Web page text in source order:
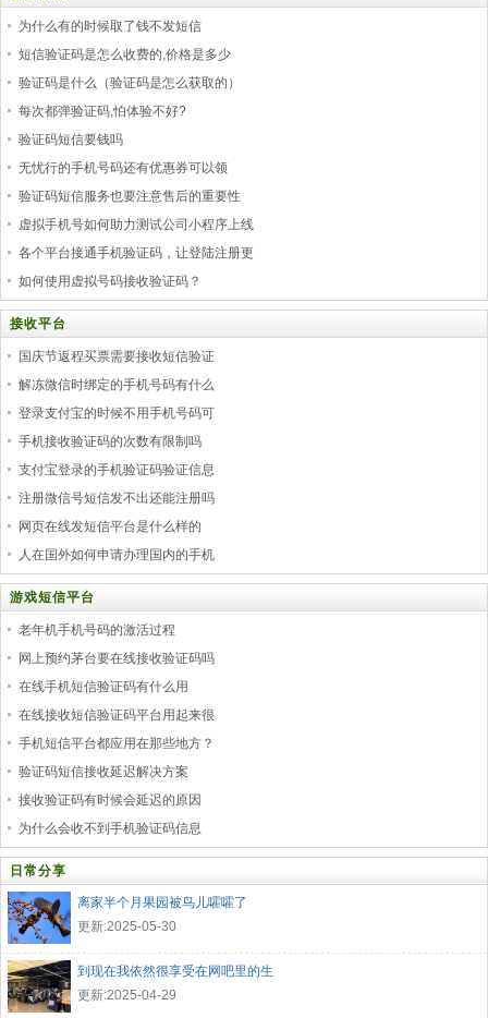
为什么有的时候取了钱不发短信
短信验证码是怎么收费的,价格是多少
验证码是什么（验证码是怎么获取的）
每次都弹验证码,怕体验不好?
验证码短信要钱吗
无忧行的手机号码还有优惠券可以领
验证码短信服务也要注意售后的重要性
虚拟手机号如何助力测试公司小程序上线
各个平台接通手机验证码，让登陆注册更
如何使用虚拟号码接收验证码？
接收平台
国庆节返程买票需要接收短信验证
解冻微信时绑定的手机号码有什么
登录支付宝的时候不用手机号码可
手机接收验证码的次数有限制吗
支付宝登录的手机验证码验证信息
注册微信号短信发不出还能注册吗
网页在线发短信平台是什么样的
人在国外如何申请办理国内的手机
游戏短信平台
老年机手机号码的激活过程
网上预约茅台要在线接收验证码吗
在线手机短信验证码有什么用
在线接收短信验证码平台用起来很
手机短信平台都应用在那些地方？
验证码短信接收延迟解决方案
接收验证码有时候会延迟的原因
为什么会收不到手机验证码信息
日常分享
离家半个月果园被鸟儿嚯嚯了
更新:2025-05-30
到现在我依然很享受在网吧里的生
更新:2025-04-29